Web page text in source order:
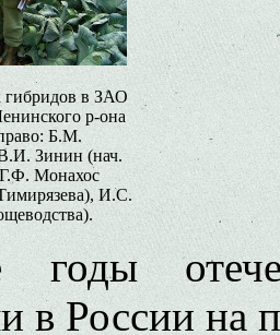
гибридов в ЗАО
р-она
Б.М.
Зинин (нач.
Г.Ф. Монахос
И.С.
в России на